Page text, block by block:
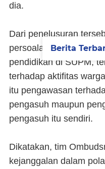
dia.
Dari penelusuran
persoalan serius
pendidikan di SUPM,
terhadap aktifitas
itu pengawasan
pengasuh maupun
pengasuh itu sendiri.
Dikatakan, tim
kejanggalan dalam
Berita